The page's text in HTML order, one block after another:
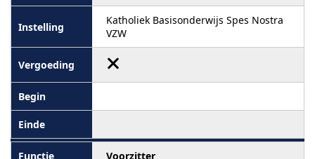
Katholiek Basisonderwijs Spes Nostra
VZW
Voorzitter